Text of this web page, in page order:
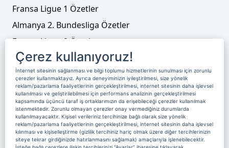
Çaykur Rizespor, Erdem Canpolat'ı kiralık
gönderdi
Fransa Ligue 1 Özetler
Almanya 2. Bundesliga Özetler
Fransa Ligue 2 Özetler
Tenis
Video Liste
Foto Galeriler
Üyelik Yayın Akışı Reklam
Site Sözleşmesi
Künye ve İletişim
Çerez Politikası
Çerez kullanıyoruz!
İnternet sitesinin sağlanması ve bilgi toplumu hizmetlerinin sunulması için zorunlu
çerezler kullanmaktayız. Ayrıca deneyiminizin iyileştirilmesi, size yönelik
reklam/pazarlama faaliyetlerinin gerçekleştirilmesi, internet sitesinin daha işlevsel
kullanılması ve geliştirilebilmesi için performans analizinin gerçekleştirilmesi
kapsamında üçüncü taraf iş ortaklarımızın da erişebileceği çerezler kullanılmak
istenmektedir. Zorunlu olmayan çerezler onay vermediğiniz durumlarda
kullanılmayacaktır. Kişisel verileriniz tercihinize bağlı olarak size yönelik
reklam/pazarlama faaliyetlerinin gerçekleştirilmesi, internet sitesinin daha işlevsel
kılınması ve kişiselleştirme (gizlilik tercihiniz hariç olmak üzere diğer tercihlerinizin
siteye tekrar girdiğinizde hatırlanmasını sağlamak) amaçlarıyla işlenebilecektir.